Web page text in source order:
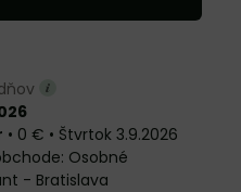
• 0 € • Štvrtok 3.9.2026
Osobné
- Bratislava